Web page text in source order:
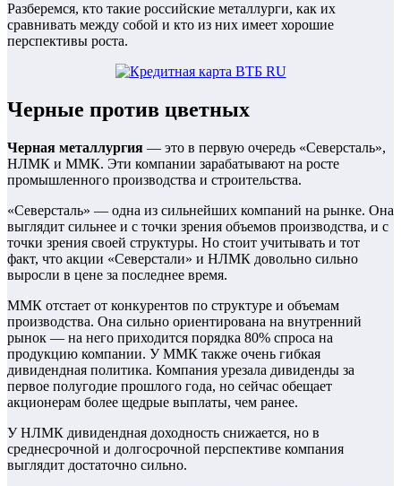
Разберемся, кто такие российские металлурги, как их
сравнивать между собой и кто из них имеет хорошие
перспективы роста.
Черные против цветных
Черная металлургия — это в первую очередь «Северсталь»,
НЛМК и ММК. Эти компании зарабатывают на росте
промышленного производства и строительства.
«Северсталь» — одна из сильнейших компаний на рынке. Она
выглядит сильнее и с точки зрения объемов производства, и с
точки зрения своей структуры. Но стоит учитывать и тот
факт, что акции «Северстали» и НЛМК довольно сильно
выросли в цене за последнее время.
ММК отстает от конкурентов по структуре и объемам
производства. Она сильно ориентирована на внутренний
рынок — на него приходится порядка 80% спроса на
продукцию компании. У ММК также очень гибкая
дивидендная политика. Компания урезала дивиденды за
первое полугодие прошлого года, но сейчас обещает
акционерам более щедрые выплаты, чем ранее.
У НЛМК дивидендная доходность снижается, но в
среднесрочной и долгосрочной перспективе компания
выглядит достаточно сильно.